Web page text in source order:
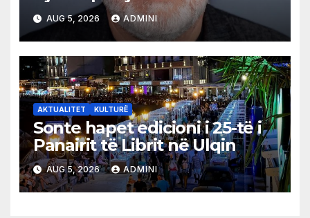
AUG 5, 2026 ADMINI
AKTUALITET KULTURË
Sonte hapet edicioni i 25-të i
Panairit të Librit në Ulqin
AUG 5, 2026 ADMINI